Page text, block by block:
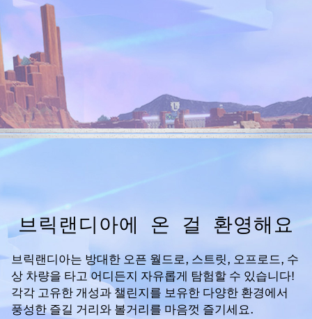
Accept
& Play
재생을 클
릭하면
YouTube
로 간주되
며, 데이터
가
서버로 전
송됩니다.
브릭랜디아에 온 걸 환영해요
브릭랜디아는 방대한 오픈 월드로, 스트릿, 오프로드, 수
상 차량을 타고 어디든지 자유롭게 탐험할 수 있습니다!
각각 고유한 개성과 챌린지를 보유한 다양한 환경에서
풍성한 즐길 거리와 볼거리를 마음껏 즐기세요.